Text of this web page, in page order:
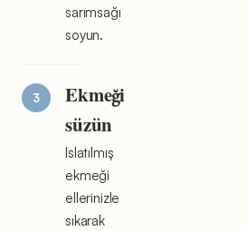
sarımsağı
soyun.
Ekmeği
süzün
Islatılmış
ekmeği
ellerinizle
sıkarak